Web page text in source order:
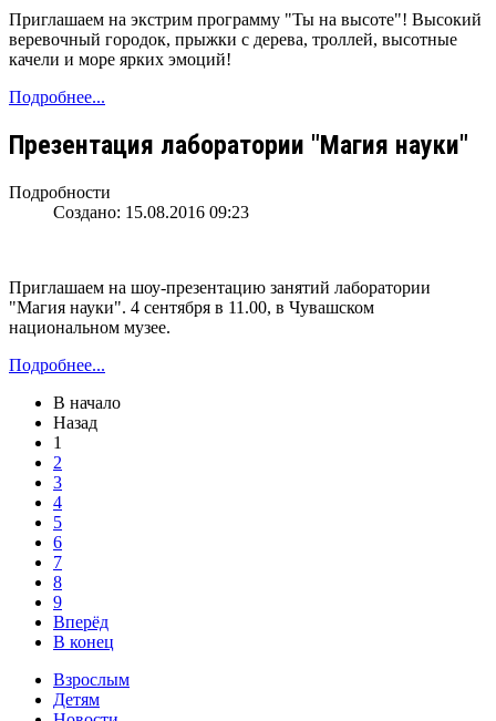
Приглашаем на экстрим программу "Ты на высоте"! Высокий
веревочный городок, прыжки с дерева, троллей, высотные
качели и море ярких эмоций!
Подробнее...
Презентация лаборатории "Магия науки"
Подробности
Создано: 15.08.2016 09:23
Приглашаем на шоу-презентацию занятий лаборатории
"Магия науки". 4 сентября в 11.00, в Чувашском
национальном музее.
Подробнее...
В начало
Назад
1
2
3
4
5
6
7
8
9
Вперёд
В конец
Взрослым
Детям